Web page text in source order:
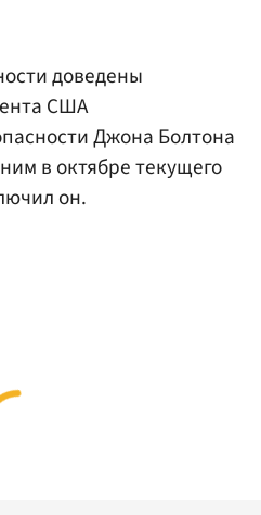
доведены
США
Джона Болтона
в октябре текущего
он.